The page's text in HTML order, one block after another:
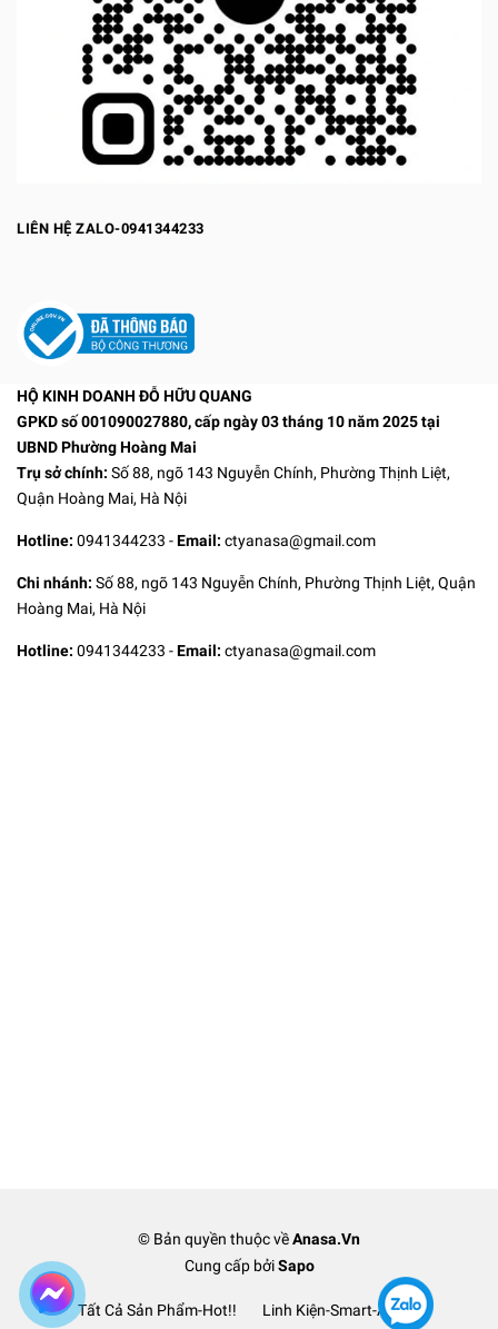
LIÊN HỆ ZALO-0941344233
HỘ KINH DOANH ĐỖ HỮU QUANG
GPKD số 001090027880, cấp ngày 03 tháng 10 năm 2025 tại
UBND Phường Hoàng Mai
Trụ sở chính: Số 88, ngõ 143 Nguyễn Chính, Phường Thịnh Liệt,
Quận Hoàng Mai, Hà Nội
Hotline: 0941344233 -Email: ctyanasa@gmail.com
Chi nhánh: Số 88, ngõ 143 Nguyễn Chính, Phường Thịnh Liệt, Quận
Hoàng Mai, Hà Nội
Hotline: 0941344233 -Email: ctyanasa@gmail.com
© Bản quyền thuộc vềAnasa.Vn
Cung cấp bởi Sapo
Tất Cả Sản Phẩm-Hot!! Linh Kiện-Smart-Anasa